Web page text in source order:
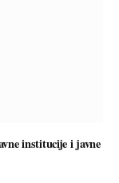
institucije i javne